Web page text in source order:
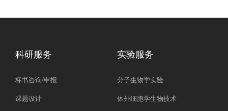
科研服务
标书咨询/申报
课题设计
实验服务
分子生物学实验
体外细胞学生物技术